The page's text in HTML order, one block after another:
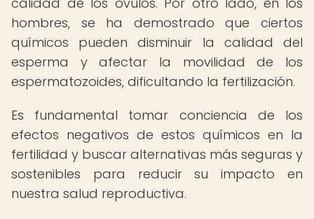
hombres, se ha demostrado que ciertos
químicos pueden disminuir la calidad del
esperma y afectar la movilidad de los
espermatozoides, dificultando la fertilización.
Es fundamental tomar conciencia de los
efectos negativos de estos químicos en la
fertilidad y buscar alternativas más seguras y
sostenibles para reducir su impacto en
nuestra salud reproductiva.